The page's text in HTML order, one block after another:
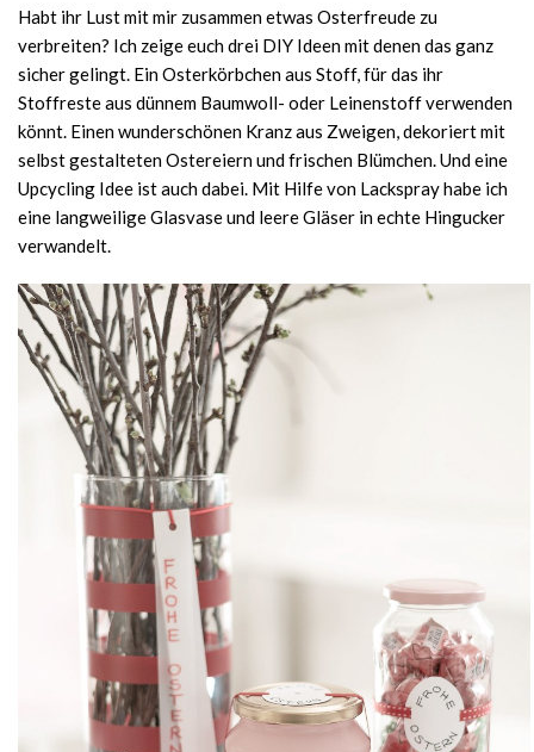
Habt ihr Lust mit mir zusammen etwas Osterfreude zu
verbreiten? Ich zeige euch drei DIY Ideen mit denen das ganz
sicher gelingt. Ein Osterkörbchen aus Stoff, für das ihr
Stoffreste aus dünnem Baumwoll- oder Leinenstoff verwenden
könnt. Einen wunderschönen Kranz aus Zweigen, dekoriert mit
selbst gestalteten Ostereiern und frischen Blümchen. Und eine
Upcycling Idee ist auch dabei. Mit Hilfe von Lackspray habe ich
eine langweilige Glasvase und leere Gläser in echte Hingucker
verwandelt.